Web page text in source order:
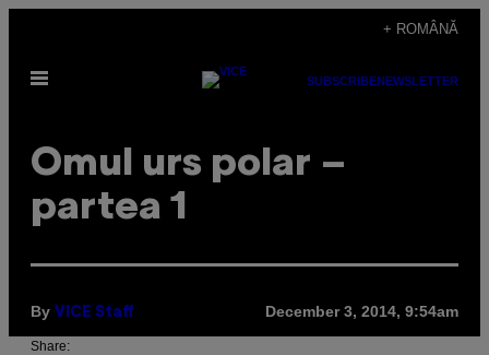
content
+ ROMÂNĂ
Open
SUBSCRIBENEWSLETTER
Omul urs polar –
partea 1
By VICE Staff December 3, 2014, 9:54am
Share: